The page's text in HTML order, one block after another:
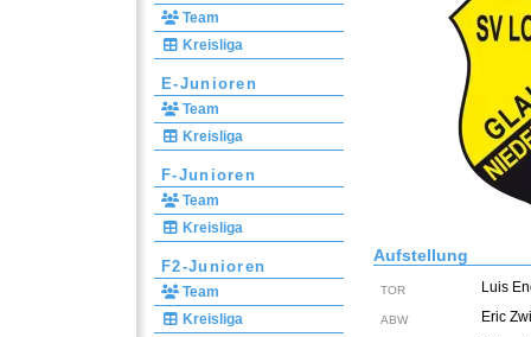
Team
Kreisliga
E-Junioren
Team
Kreisliga
F-Junioren
Team
Kreisliga
F2-Junioren
Team
Kreisliga
Aufstellung
TOR Luis
ABW
Eric